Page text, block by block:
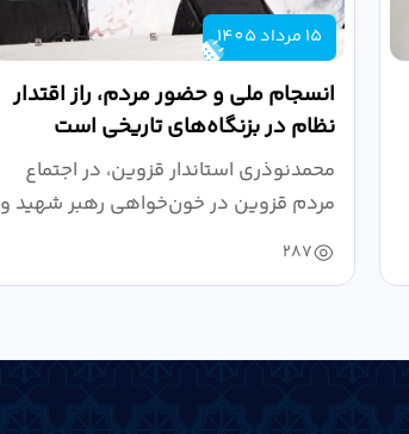
15 مرداد 1405
انسجام ملی و حضور مردم، راز اقتدار
نظام در بزنگاه‌های تاریخی است
محمدنوذری استاندار قزوین، در اجتماع
مردم قزوین در خون‌خواهی رهبر شهید و
حمایت...
287